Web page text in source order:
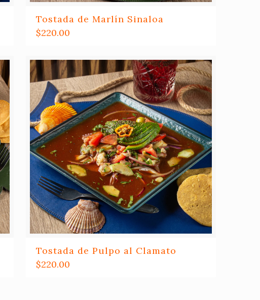
Tostada de Marlín Sinaloa
$220.00
Tostada de Pulpo al Clamato
$220.00